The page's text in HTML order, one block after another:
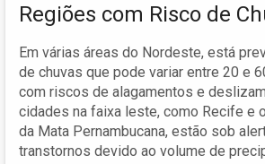
Regiões com Risco de
Em várias áreas do Nordeste, está
de chuvas que pode variar entre 20 e
com riscos de alagamentos e
cidades na faixa leste, como Recife e
da Mata Pernambucana, estão sob
transtornos devido ao volume de